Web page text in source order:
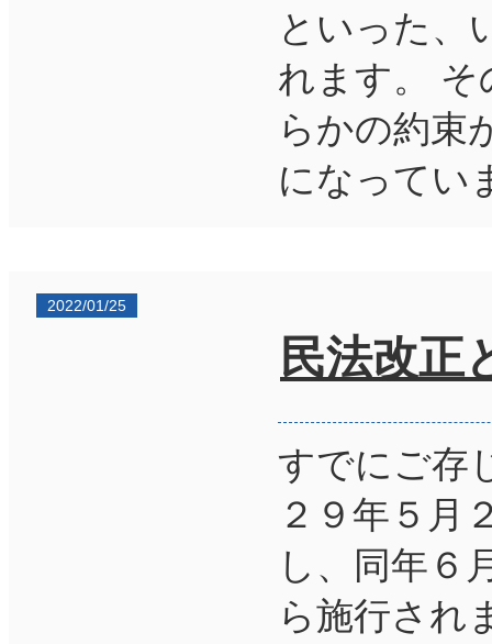
といった、
れます。
らかの約束
になってい
2022/01/25
民法改正
すでにご存
２９年５月
し、同年６
ら施行され